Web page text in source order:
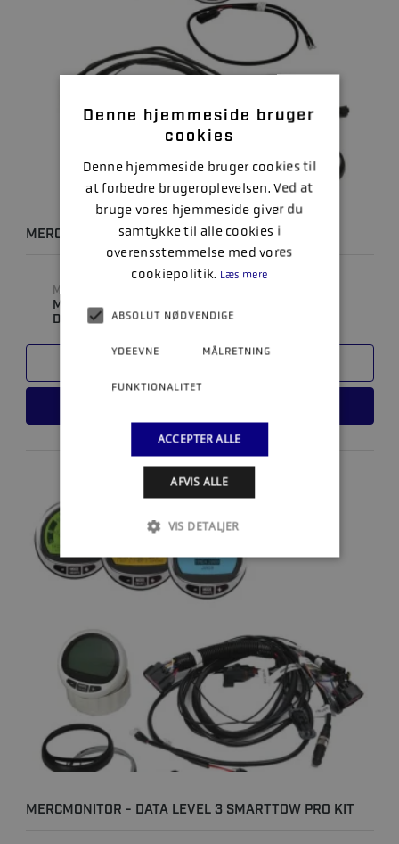
MERCMONITOR - DATA LEVEL 1 KIT
MODEL
MERC MONITOR
DATALEVEL 1
MERCMONITOR - DATA LEVEL 3 SMARTTOW PRO KIT
Denne hjemmeside bruger
cookies
Denne hjemmeside bruger cookies til
at forbedre brugeroplevelsen. Ved at
bruge vores hjemmeside giver du
samtykke til alle cookies i
overensstemmelse med vores
cookiepolitik. Læs mere
ABSOLUT NØDVENDIGE
YDEEVNE MÅLRETNING
FUNKTIONALITET
ACCEPTER ALLE
AFVIS ALLE
VIS DETALJER